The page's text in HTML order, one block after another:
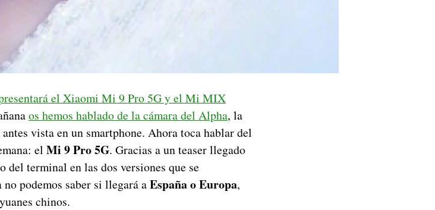
el Xiaomi Mi 9 Pro 5G y el Mi MIX
os hemos hablado de la cámara del Alpha, la
vista en un smartphone. Ahora toca hablar del
el Mi 9 Pro 5G. Gracias a un teaser llegado
del terminal en las dos versiones que se
podemos saber si llegará aEspaña o Europa,
chinos.